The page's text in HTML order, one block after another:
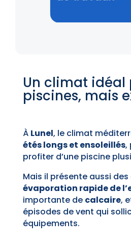
Un climat idéal
piscines, mais
À Lunel, le climat
étés longs et ensoleillés,
profiter d’une piscine
Mais il présente aussi des
évaporation rapide de
importante de calcaire,
épisodes de vent qui
équipements.